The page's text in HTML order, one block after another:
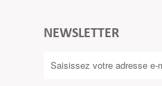
NEWSLETTER